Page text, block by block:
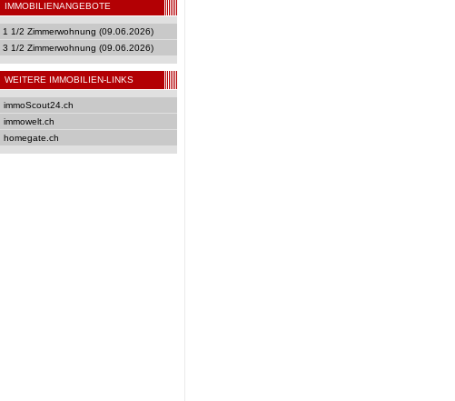
IMMOBILIENANGEBOTE
1 1/2 Zimmerwohnung (09.06.2026)
3 1/2 Zimmerwohnung (09.06.2026)
WEITERE IMMOBILIEN-LINKS
immoScout24.ch
immowelt.ch
homegate.ch